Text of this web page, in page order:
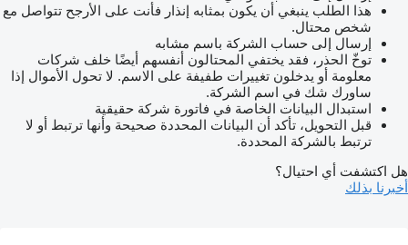
هذا الطلب ينبغي أن يكون بمثابه إنذار فأنت على الأرجح تتواصل مع
شخص محتال.
إرسال إلى حساب الشركة باسم مشابه
توخّ الحذر، فقد يختفي المحتالون أنفسهم أيضًا خلف شركات
معلومة أو يدخلون تغييرات طفيفة على الاسم. لا تحول الأموال إذا
ساورك شك في اسم الشركة.
استبدال البيانات الخاصة في فاتورة شركة حقيقية
قبل التحويل، تأكد أن البيانات المحددة صحيحة وأنها ترتبط أو لا
ترتبط بالشركة المحددة.
هل اكتشفت أي احتيال؟
أخبرنا بذلك